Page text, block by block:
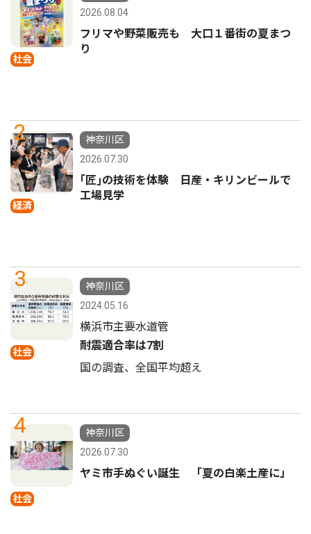
社会
2026.08.04
フリマや野菜販売も 大口１番街の夏まつ
り
2
経済
神奈川区
2026.07.30
｢匠｣の技術を体験 日産・キリンビールで
工場見学
3
社会
神奈川区
2024.05.16
横浜市主要水道管
耐震適合率は7割
国の調査、全国平均超え
4
社会
神奈川区
2026.07.30
ヤミ市手ぬぐい誕生 「夏の白楽土産に」